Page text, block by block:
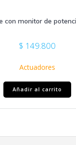
con monitor de
$ 149.800
Actuadores
Añadir al carrito